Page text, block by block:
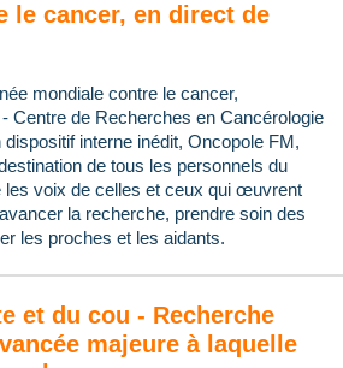
le cancer, en direct de
mondiale contre le cancer,
Centre de Recherches en Cancérologie
interne inédit, Oncopole FM,
de tous les personnels du
les voix de celles et ceux qui œuvrent
la recherche, prendre soin des
les proches et les aidants.
et du cou - Recherche
majeure à laquelle